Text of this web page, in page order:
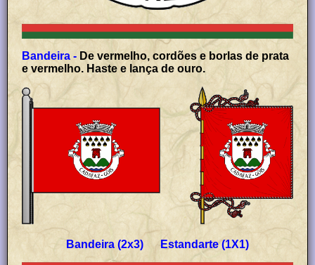
Bandeira - De vermelho, cordões e borlas de prata
e vermelho. Haste e lança de ouro.
Bandeira (2x3) Estandarte (1X1)